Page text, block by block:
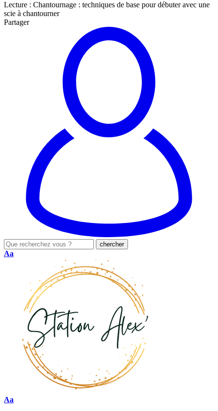
Lecture : Chantournage : techniques de base pour débuter avec une
scie à chantourner
Partager
Aa
Aa